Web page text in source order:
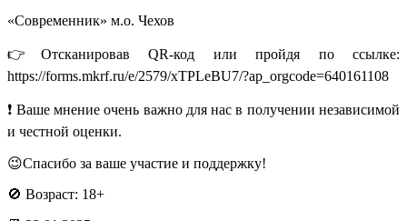
«Современник» м.о. Чехов
👉Отсканировав QR-код или пройдя по ссылке:
https://forms.mkrf.ru/e/2579/xTPLeBU7/?ap_orgcode=640161108
❗ Ваше мнение очень важно для нас в получении независимой
и честной оценки.
😉Спасибо за ваше участие и поддержку!
🚫 Возраст: 18+